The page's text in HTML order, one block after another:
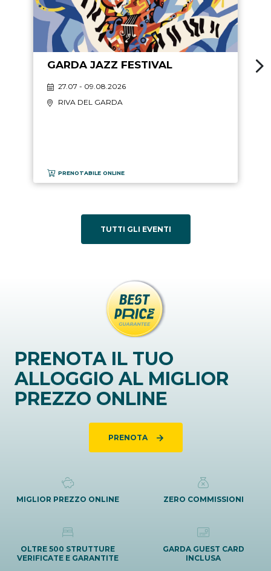
GARDA JAZZ FESTIVAL
27.07 - 09.08.2026
RIVA DEL GARDA
PRENOTABILE ONLINE
TUTTI GLI EVENTI
PRENOTA IL TUO
ALLOGGIO AL MIGLIOR
PREZZO ONLINE
PRENOTA
MIGLIOR PREZZO ONLINE ZERO COMMISSIONI
OLTRE 500 STRUTTURE
VERIFICATE E GARANTITE
GARDA GUEST CARD
INCLUSA